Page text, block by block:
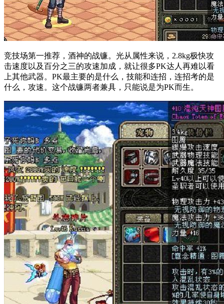
竞技场第一推荐，酒神的战镰。光从属性来说，2.8kg极快攻
击速度以及百分之三的攻速加成，就让很多PK达人再难以看
上其他武器。PK最主要的是什么，技能和连招，连招考的是
什么，攻速。这个战镰两者兼具，只能说是为PK而生。